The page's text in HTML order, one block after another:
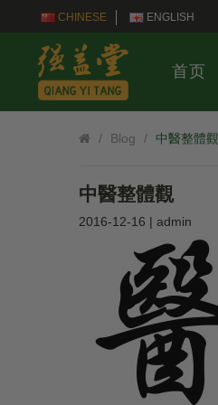
CHINESE ENGLISH
首页
Blog 中醫整體觀
中醫整體觀
2016-12-16 | admin